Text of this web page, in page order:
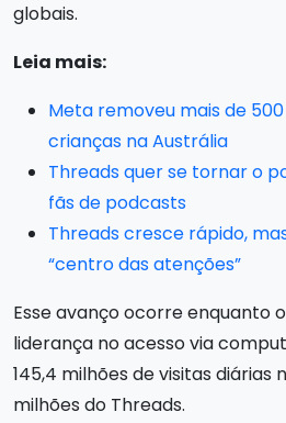
globais.
Leia mais:
Meta removeu mais de
crianças na Austrália
Threads quer se tornar o
fãs de podcasts
Threads cresce rápido,
“centro das atenções”
Esse avanço ocorre enquanto
liderança no acesso via
145,4 milhões de visitas diárias
milhões do Threads.